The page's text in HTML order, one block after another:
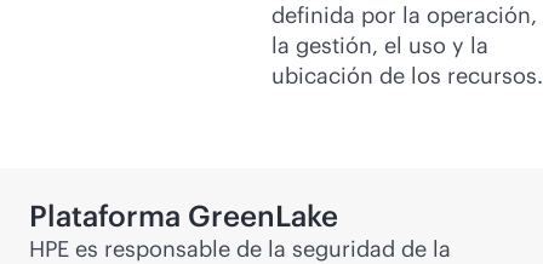
definida por la operación,
la gestión, el uso y la
ubicación de los recursos.
Plataforma GreenLake
HPE es responsable de la seguridad de la